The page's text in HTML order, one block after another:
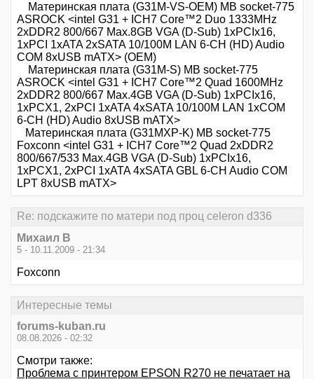
Материнская плата (G31M-VS-OEM) MB socket-775
ASROCK <intel G31 + ICH7 Core™2 Duo 1333MHz
2xDDR2 800/667 Max.8GB VGA (D-Sub) 1xPCIx16,
1xPCI 1xATA 2xSATA 10/100M LAN 6-CH (HD) Audio
COM 8xUSB mATX> (OEM)
Материнская плата (G31M-S) MB socket-775
ASROCK <intel G31 + ICH7 Core™2 Quad 1600MHz
2xDDR2 800/667 Max.4GB VGA (D-Sub) 1xPCIx16,
1xPCX1, 2xPCI 1xATA 4xSATA 10/100M LAN 1xCOM
6-CH (HD) Audio 8xUSB mATX>
Материнская плата (G31MXP-K) MB socket-775
Foxconn <intel G31 + ICH7 Core™2 Quad 2xDDR2
800/667/533 Max.4GB VGA (D-Sub) 1xPCIx16,
1xPCX1, 2xPCI 1xATA 4xSATA GBL 6-CH Audio COM
LPT 8xUSB mATX>
Re: подскажите по матери под проц celeron d336
Михаил В
5 - 10.11.2009 - 21:34
Foxconn
Интересные темы
forums-kuban.ru
08.08.2026 - 02:32
Смотри также:
Проблема с принтером EPSON R270 не печатает на